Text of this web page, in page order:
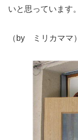
いと思っています。
（by ミリカママ）